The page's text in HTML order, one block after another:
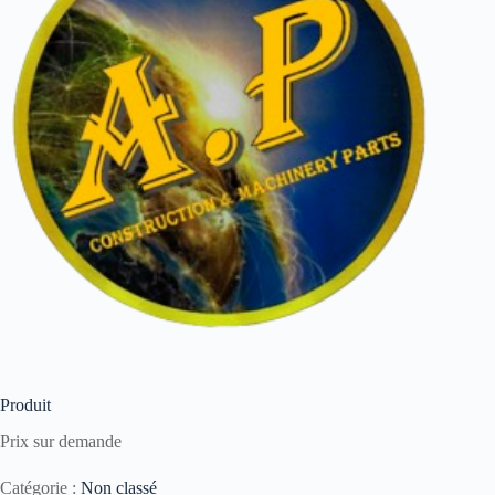
Produit
Prix sur demande
Catégorie : Non classé